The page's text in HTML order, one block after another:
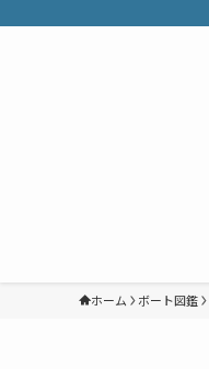
ホーム ボート図鑑